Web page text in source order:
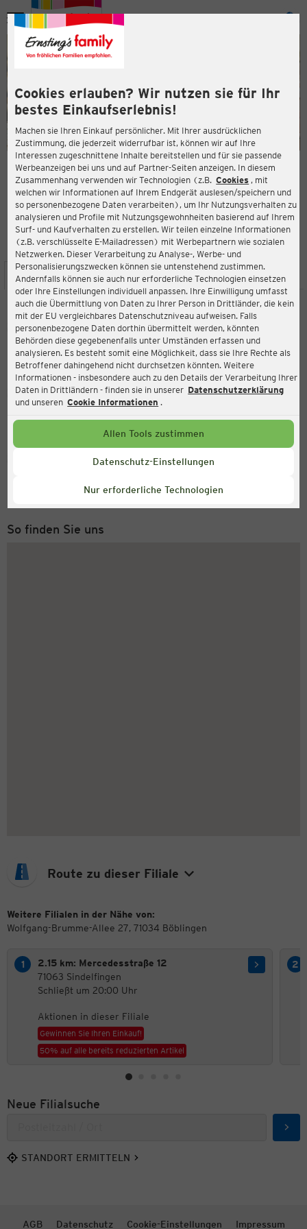
Cookies erlauben? Wir nutzen sie für Ihr
bestes Einkaufserlebnis!
Machen sie Ihren Einkauf persönlicher. Mit Ihrer ausdrücklichen
Zustimmung, die jederzeit widerrufbar ist, können wir auf Ihre
Interessen zugeschnittene Inhalte bereitstellen und für sie passende
Werbeanzeigen bei uns und auf Partner-Seiten anzeigen. In diesem
Zusammenhang verwenden wir Technologien (z.B. Cookies , mit
welchen wir Informationen auf Ihrem Endgerät auslesen/speichern und
so personenbezogene Daten verarbeiten), um Ihr Nutzungsverhalten zu
analysieren und Profile mit Nutzungsgewohnheiten basierend auf Ihrem
Surf- und Kaufverhalten zu erstellen. Wir teilen einzelne Informationen
(z.B. verschlüsselte E-Mailadressen) mit Werbepartnern wie sozialen
Netzwerken. Dieser Verarbeitung zu Analyse-, Werbe- und
Personalisierungszwecken können sie untenstehend zustimmen.
Andernfalls können sie auch nur erforderliche Technologien einsetzen
oder Ihre Einstellungen individuell anpassen. Ihre Einwilligung umfasst
auch die Übermittlung von Daten zu Ihrer Person in Drittländer, die kein
mit der EU vergleichbares Datenschutzniveau aufweisen. Falls
personenbezogene Daten dorthin übermittelt werden, könnten
Behörden diese gegebenenfalls unter Umständen erfassen und
analysieren. Es besteht somit eine Möglichkeit, dass sie Ihre Rechte als
Betroffener dahingehend nicht durchsetzen könnten. Weitere
Informationen - insbesondere auch zu den Details der Verarbeitung Ihrer
Daten in Drittländern - finden sie in unserer Datenschutzerklärung
und unseren Cookie Informationen .
Allen Tools zustimmen
Datenschutz-Einstellungen
Nur erforderliche Technologien
Menü
ERNSTING'S FAMILY FILIALE
Wolfgang-Brumme-Allee 27
71034 Böblingen
4,1
Bewertung:
STANDORT SERVICES SORTIMENT AKTIONEN
Ernsting's family
Wolfgang-Brumme-Allee 27, 71034 Böblingen
Aktuell:
Geöffnet
Service Hotline
Montag bis Freitag 8-18 Uhr
So finden Sie uns
Route zu dieser Filiale
Weitere Filialen in der Nähe von:
Wolfgang-Brumme-Allee 27, 71034 Böblingen
2.15 km: Mercedesstraße 12
71063 Sindelfingen
Schließt um 20:00 Uhr
Aktionen in dieser Filiale
Gewinnen Sie Ihren Einkauf!
50% auf alle bereits reduzierten Artikel
Neue Filialsuche
STANDORT ERMITTELN
AGB Datenschutz Cookie-Einstellungen Impressum